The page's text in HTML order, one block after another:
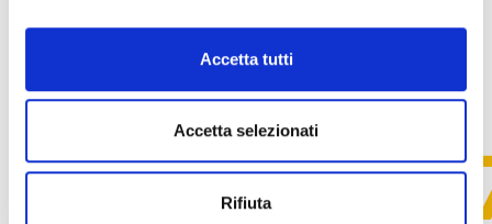
Accetta tutti
Accetta selezionati
Rifiuta
51,299.03